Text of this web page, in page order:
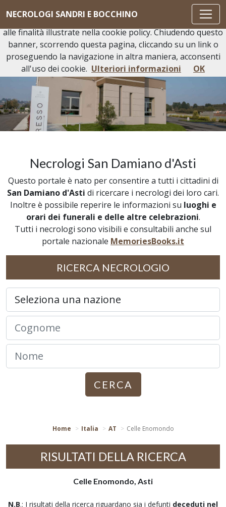
NECROLOGI SANDRI E BOCCHINO
Necrologi San Damiano d'Asti
Questo portale è nato per consentire a tutti i cittadini di
San Damiano d'Asti di ricercare i necrologi dei loro cari.
Inoltre è possibile reperire le informazioni su luoghi e
orari dei funerali e delle altre celebrazioni.
Tutti i necrologi sono visibili e consultabili anche sul
portale nazionale MemoriesBooks.it
RICERCA NECROLOGIO
CERCA
Home Italia AT Celle Enomondo
RISULTATI DELLA RICERCA
Celle Enomondo, Asti
N.B.: I risultati della ricerca riguardano sia i defunti deceduti nel
Questo sito o gli strumenti terzi da questo utilizzati si
avvalgono di cookie necessari al funzionamento ed utili
alle finalità illustrate nella cookie policy. Chiudendo questo
banner, scorrendo questa pagina, cliccando su un link o
proseguendo la navigazione in altra maniera, acconsenti
all'uso dei cookie. Ulteriori informazioni OK